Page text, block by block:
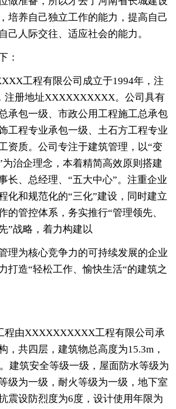
培养自己独立工作的能力，提高自己
己人际交往、适应社会的能力。
：
工程有限公司成立于1994年，注
注册地址XXXXXXXXXX。公司具有
承包一级、市政公用工程施工总承包
工程专业承包一级、土石方工程专业
资质。公司专注于建筑管理，以“变
治企理念，本着精简高效原则搭建
长、总经理、“五大中心”。注重企业
化和规范化的“三化”建设，同时建立
的管控体系，务实推行“管理领先、
”战略，着力构建以
理为核心竞争力的可持续发展的企业
打造“轻松工作、愉快生活“的建筑之
程由XXXXXXXXXX工程有限公司承
，共四层，建筑物总高度为15.3m，
建筑安全等级一级，屋面防水等级为
级为一级，耐火等级为一级，地下室
震设防烈度为6度，设计使用年限为